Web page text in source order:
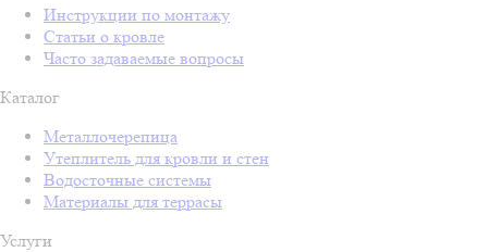
Инструкции по монтажу
Статьи о кровле
Часто задаваемые вопросы
Каталог
Металлочерепица
Утеплитель для кровли и стен
Водосточные системы
Материалы для террасы
Услуги